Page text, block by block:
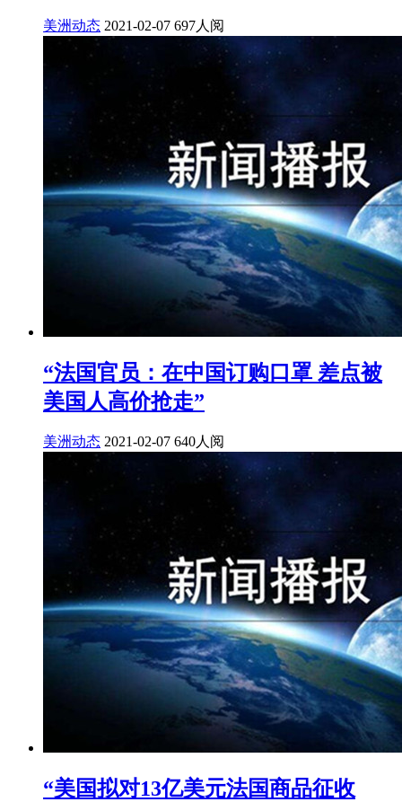
美洲动态 2021-02-07 697人阅
“法国官员：在中国订购口罩 差点被
美国人高价抢走”
美洲动态 2021-02-07 640人阅
“美国拟对13亿美元法国商品征收